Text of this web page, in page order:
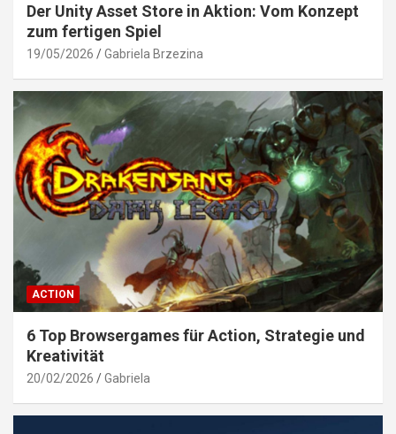
Der Unity Asset Store in Aktion: Vom Konzept
zum fertigen Spiel
19/05/2026 Gabriela Brzezina
ACTION
6 Top Browsergames für Action, Strategie und
Kreativität
20/02/2026 Gabriela